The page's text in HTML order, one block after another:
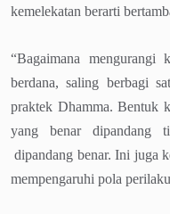
kemelekatan berarti
“Bagaimana mengurangi
berdana, saling berbagi
praktek Dhamma. Bentuk
yang benar dipandang
dipandang benar. Ini juga
mempengaruhi pola